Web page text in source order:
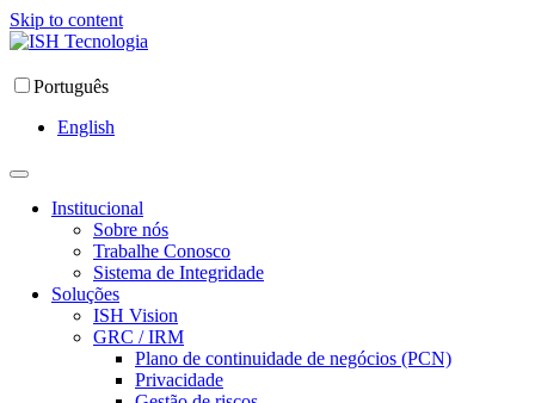
Skip to content
Português
English
Institucional
Sobre nós
Trabalhe Conosco
Sistema de Integridade
Soluções
ISH Vision
GRC / IRM
Plano de continuidade de negócios (PCN)
Privacidade